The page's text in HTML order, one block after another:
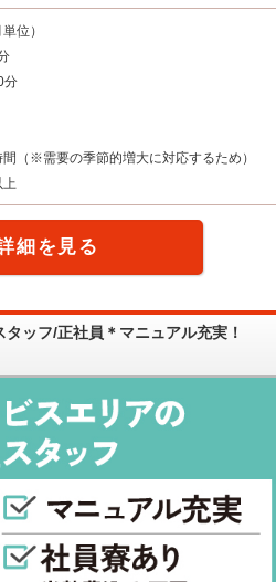
位）
分
間（※需要の季節的増大に対応するため）
上
細を見る
ッフ/正社員＊マニュアル充実！